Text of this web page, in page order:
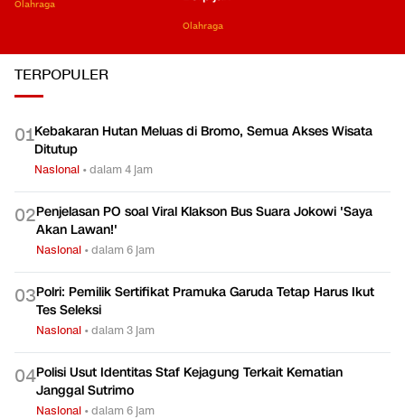
Olahraga
Olahraga
TERPOPULER
01Kebakaran Hutan Meluas di Bromo, Semua Akses Wisata
Ditutup
Nasional •dalam 4 jam
02Penjelasan PO soal Viral Klakson Bus Suara Jokowi 'Saya
Akan Lawan!'
Nasional •dalam 6 jam
03Polri: Pemilik Sertifikat Pramuka Garuda Tetap Harus Ikut
Tes Seleksi
Nasional •dalam 3 jam
04Polisi Usut Identitas Staf Kejagung Terkait Kematian
Janggal Sutrimo
Nasional •dalam 6 jam